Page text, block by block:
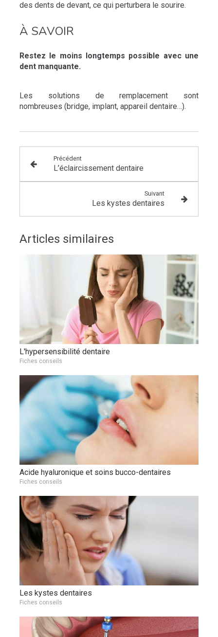
des dents de devant, ce qui perturbera le sourire.
À SAVOIR
Restez le moins longtemps possible avec une
dent manquante.
Les solutions de remplacement sont
nombreuses (bridge, implant, appareil dentaire…).
Précédent
L’éclaircissement dentaire
Suivant
Les kystes dentaires
Articles similaires
L'hypersensibilité dentaire
Fiches conseils
Acide hyaluronique et soins bucco-dentaires
Fiches conseils
Les kystes dentaires
Fiches conseils